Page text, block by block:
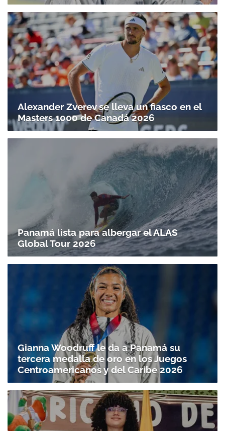
Alexander Zverev se lleva un fiasco en el
Masters 1000 de Canadá 2026
Panamá lista para albergar el ALAS
Global Tour 2026
Gianna Woodruff le da a Panamá su
tercera medalla de oro en los Juegos
Centroamericanos y del Caribe 2026